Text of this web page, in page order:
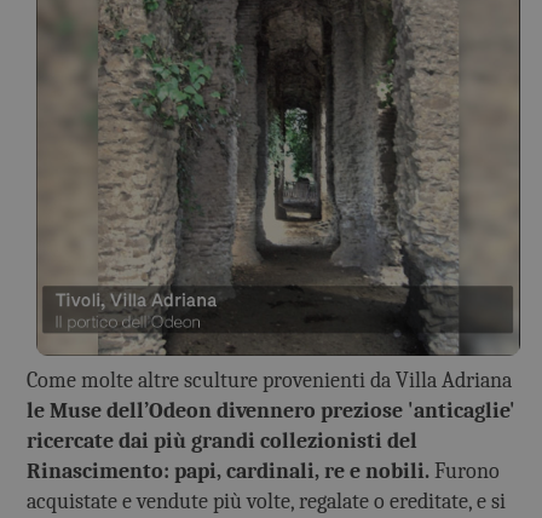
Come molte altre sculture provenienti da Villa Adriana
le Muse dell’Odeon divennero preziose 'anticaglie'
ricercate dai più grandi collezionisti del
Rinascimento: papi, cardinali, re e nobili.Furono
acquistate e vendute più volte, regalate o ereditate, e si